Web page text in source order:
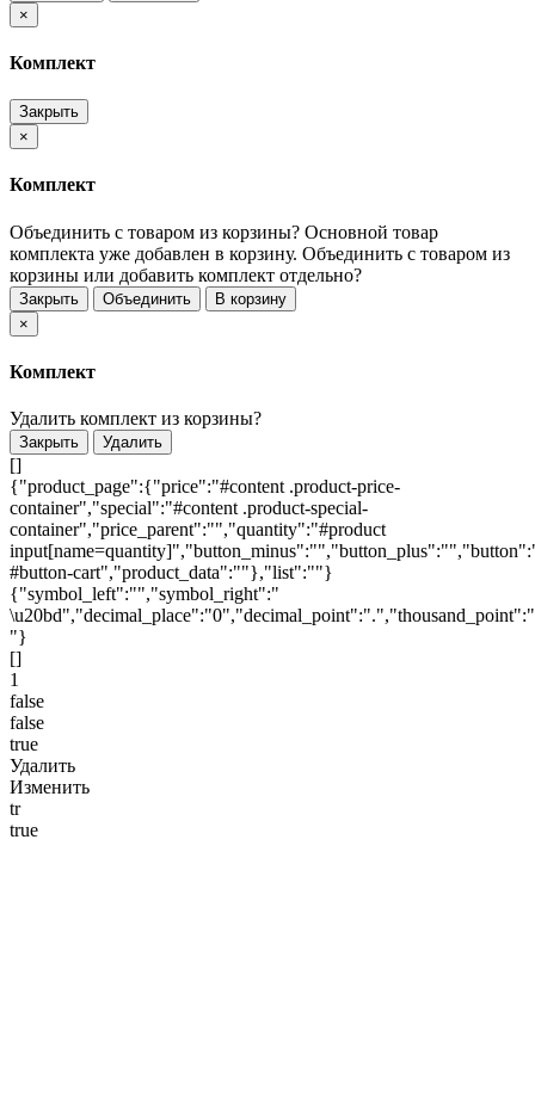
×
Комплект
Закрыть
×
Комплект
Объединить с товаром из корзины? Основной товар
комплекта уже добавлен в корзину. Объединить с товаром из
корзины или добавить комплект отдельно?
Закрыть Объединить
В корзину
×
Комплект
Удалить комплект из корзины?
Закрыть Удалить
[]
{"product_page":{"price":"#content .product-price-
container","special":"#content .product-special-
container","price_parent":"","quantity":"#product
#button-cart","product_data":""},"list":""}
{"symbol_left":"","symbol_right":"
\u20bd","decimal_place":"0","decimal_point":".","thousand_point":"
"}
[]
1
false
false
true
Удалить
Изменить
tr
true